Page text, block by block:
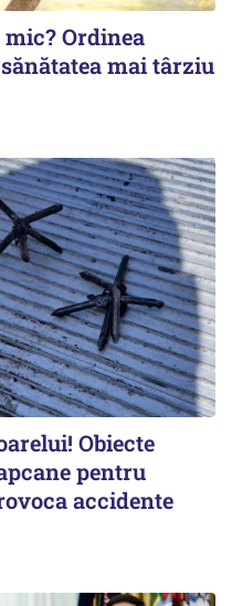
Ordinea
mai târziu
Obiecte
pentru
accidente